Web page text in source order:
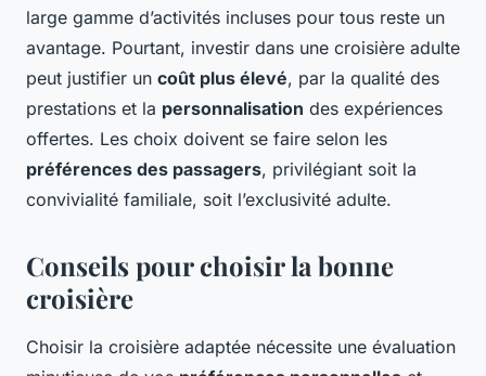
large gamme d’activités incluses pour tous reste un
avantage. Pourtant, investir dans une croisière adulte
peut justifier un coût plus élevé, par la qualité des
prestations et la personnalisation des expériences
offertes. Les choix doivent se faire selon les
préférences des passagers, privilégiant soit la
convivialité familiale, soit l’exclusivité adulte.
Conseils pour choisir la bonne
croisière
Choisir la croisière adaptée nécessite une évaluation